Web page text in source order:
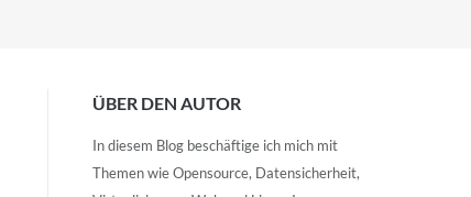
ÜBER DEN AUTOR
In diesem Blog beschäftige ich mich mit
Themen wie Opensource, Datensicherheit,